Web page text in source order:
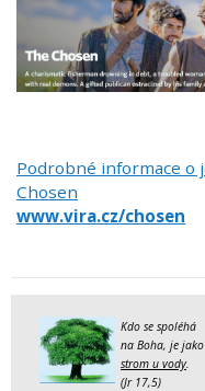
Podrobné informace o
Chosen
www.vira.cz/chosen
Kdo se spoléhá
na Boha, je jako
strom u vody.
(Jr 17,5)